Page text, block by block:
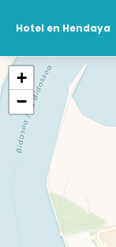
Hotel en Hendaya
+
−